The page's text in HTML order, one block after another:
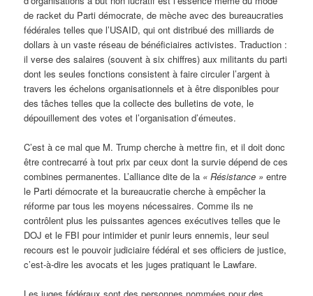
de racket du Parti démocrate, de mèche avec des bureaucraties
fédérales telles que l’USAID, qui ont distribué des milliards de
dollars à un vaste réseau de bénéficiaires activistes. Traduction :
il verse des salaires (souvent à six chiffres) aux militants du parti
dont les seules fonctions consistent à faire circuler l’argent à
travers les échelons organisationnels et à être disponibles pour
des tâches telles que la collecte des bulletins de vote, le
dépouillement des votes et l’organisation d’émeutes.
C’est à ce mal que M. Trump cherche à mettre fin, et il doit donc
être contrecarré à tout prix par ceux dont la survie dépend de ces
combines permanentes. L’alliance dite de la « Résistance » entre
le Parti démocrate et la bureaucratie cherche à empêcher la
réforme par tous les moyens nécessaires. Comme ils ne
contrôlent plus les puissantes agences exécutives telles que le
DOJ et le FBI pour intimider et punir leurs ennemis, leur seul
recours est le pouvoir judiciaire fédéral et ses officiers de justice,
c’est-à-dire les avocats et les juges pratiquant le Lawfare.